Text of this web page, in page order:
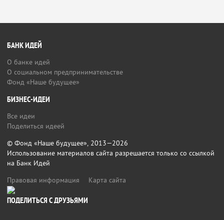
БАНК ИДЕЙ
О банке идей
О социальном предпринимательстве
Фонд «Наше будущее»
БИЗНЕС-ИДЕИ
Все идеи
Поделиться идеей
© Фонд «Наше будущее», 2013—2026
Использование материалов сайта разрешается только со ссылкой
на Банк Идей
Правовая информация
Карта сайта
ПОДЕЛИТЬСЯ С ДРУЗЬЯМИ